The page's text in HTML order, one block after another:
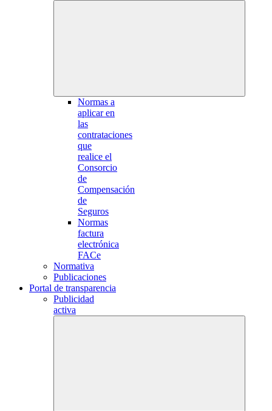
Normas a
aplicar en
las
contrataciones
que
realice el
Consorcio
de
Compensación
de
Seguros
Normas
factura
electrónica
FACe
Normativa
Publicaciones
Portal de transparencia
Publicidad
activa